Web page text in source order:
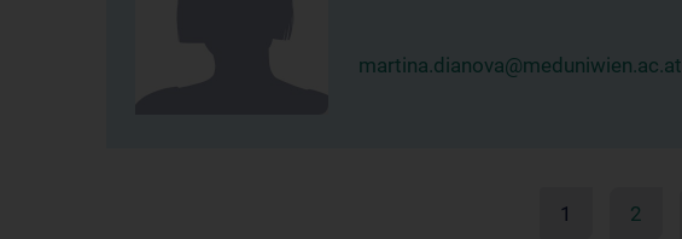
martina.dianova@meduniwien.ac.at
1 2